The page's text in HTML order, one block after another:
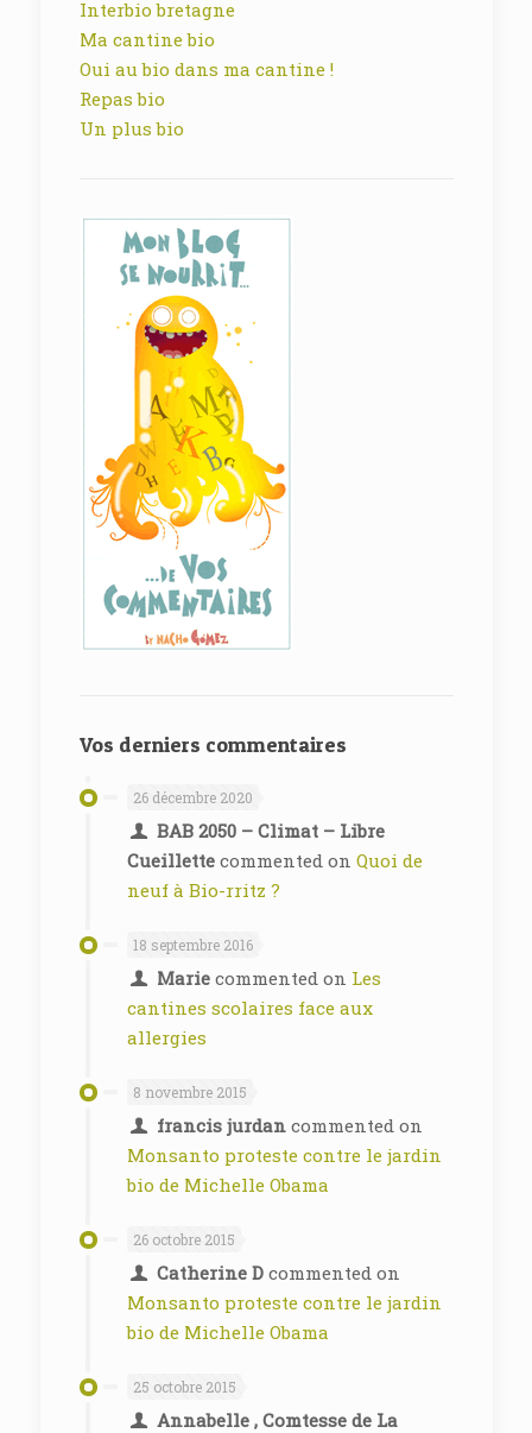
Interbio bretagne
Ma cantine bio
Oui au bio dans ma cantine !
Repas bio
Un plus bio
Vos derniers commentaires
26 décembre 2020
BAB 2050 – Climat – Libre
Cueillettecommented on Quoi de
neuf à Bio-rritz ?
18 septembre 2016
Mariecommented on Les
cantines scolaires face aux
allergies
8 novembre 2015
francis jurdancommented on
Monsanto proteste contre le jardin
bio de Michelle Obama
26 octobre 2015
Catherine Dcommented on
Monsanto proteste contre le jardin
bio de Michelle Obama
25 octobre 2015
Annabelle , Comtesse de La